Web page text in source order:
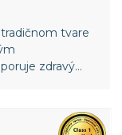
tvare
zdravý
pre